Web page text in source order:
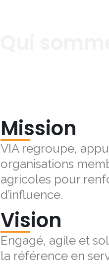
Mission
VIA regroupe,
organisations
agricoles pour
d’influence.
Vision
Engagé, agile et
la référence en